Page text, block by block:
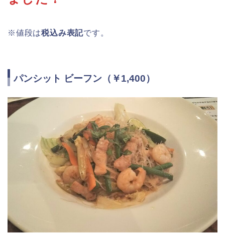
※値段は税込み表記です。
パンシット ビーフン（￥1,400）